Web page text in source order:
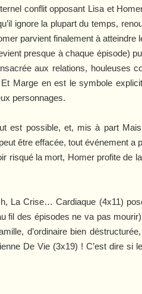
conflit opposant Lisa et
ignore la plupart du temps,
parvient finalement à
presque à chaque épisode)
aux relations, houleuses
Margeen est le symbole
personnages.
est possible, et, mis à part
être effacée, tout événement a
risqué la mort, Homer profite de
La Crise… Cardiaque (4x11)
fil des épisodes ne va pas
d’ordinaire bien
De Vie (3x19) ! C’est dire si